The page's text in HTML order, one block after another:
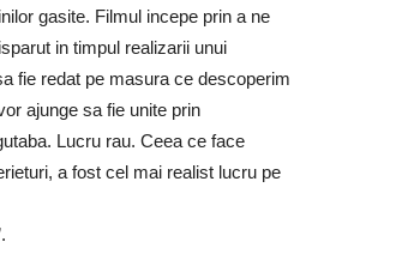
gasite. Filmul incepe prin a ne
in timpul realizarii unui
fie redat pe masura ce descoperim
ajunge sa fie unite prin
Lucru rau. Ceea ce face
a fost cel mai realist lucru pe